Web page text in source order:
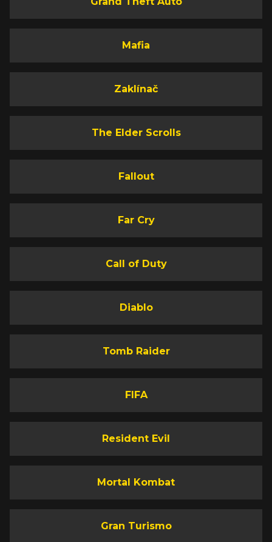
Mafia
Zaklínač
The Elder Scrolls
Fallout
Far Cry
Call of Duty
Diablo
Tomb Raider
FIFA
Resident Evil
Mortal Kombat
Gran Turismo